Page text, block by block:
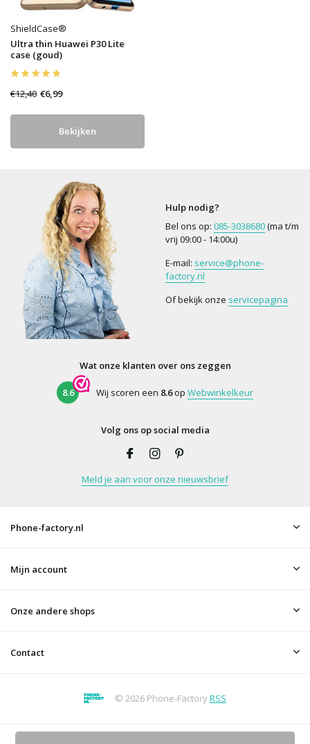
ShieldCase®
Ultra thin Huawei P30 Lite
case (goud)
€12,40 €6,99
Bekijken
Hulp nodig?
Bel ons op: 085-3038680(ma t/m
vrij 09:00 - 14:00u)
E-mail: service@phone-
factory.nl
Of bekijk onze servicepagina
Wat onze klanten over ons zeggen
8.6 Wij scoren een 8.6op Webwinkelkeur
Volg ons op social media
Meld je aan voor onze nieuwsbrief
Phone-factory.nl
Mijn account
Onze andere shops
Contact
© 2026 Phone-FactoryRSS